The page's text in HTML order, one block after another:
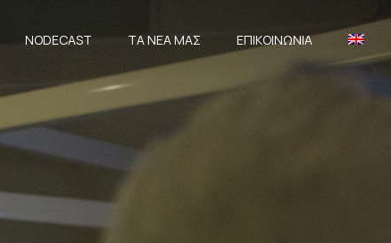
NODECAST ΤΑ ΝΈΑ ΜΑΣ ΕΠΙΚΟΙΝΩΝΊΑ
CLOSE